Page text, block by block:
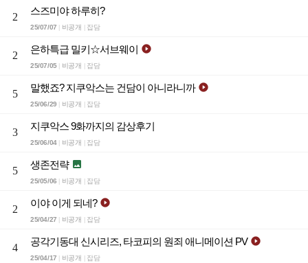
2
스즈미야 하루히?
25/07/07 비공개 잡담
2
은하특급 밀키☆서브웨이 
25/07/05| 비공개 잡담
5
말했죠? 지쿠악스는 건담이 아니라니까 
25/06/29 비공개 잡담
3
지쿠악스 9화까지의 감상후기
25/06/04| 비공개 잡담
5
생존전략 
25/05/06 비공개 잡담
2
이야 이게 되네? 
25/04/27 비공개 잡담
4
공각기동대 신시리즈, 타코피의 원죄 애니메이션 PV 
25/04/17 비공개 잡담